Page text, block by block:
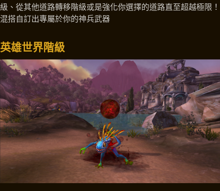
級、從其他道路轉移階級或是強化你選擇的道路直至超越極限！
混搭自訂出專屬於你的神兵武器
英雄世界階級